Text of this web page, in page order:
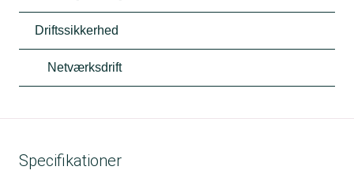
Driftssikkerhed
Netværksdrift
Specifikationer